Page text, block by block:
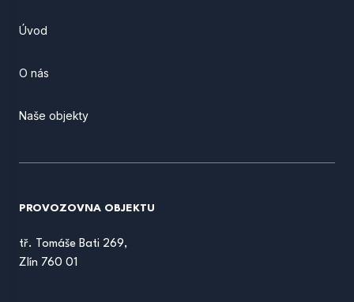
Úvod
O nás
Naše objekty
PROVOZOVNA OBJEKTU
tř. Tomáše Bati 269,
Zlín 760 01